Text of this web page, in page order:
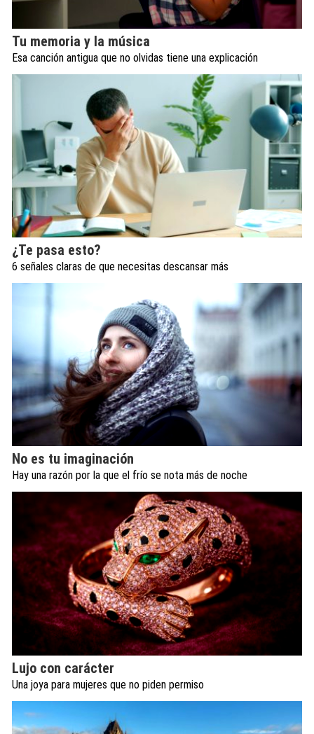
Tu memoria y la música
Esa canción antigua que no olvidas tiene una explicación
¿Te pasa esto?
6 señales claras de que necesitas descansar más
No es tu imaginación
Hay una razón por la que el frío se nota más de noche
Lujo con carácter
Una joya para mujeres que no piden permiso